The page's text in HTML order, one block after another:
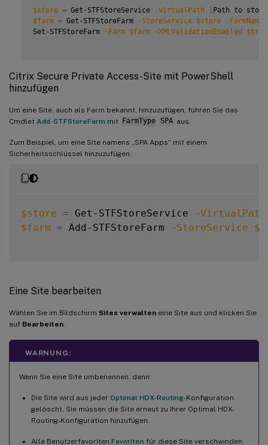
$store = Get-STFStoreService -VirtualPath [ Path to store
$farm = Get-STFStoreFarm -StoreService $store -FarmName
Set-STFStoreFarm
-Farm $farm -XMLValidationEnabled $true
Citrix Secure Private Access-Site mit PowerShell
hinzufügen
Um eine Site, auch als Farm bekannt, hinzuzufügen, führen Sie das
Cmdlet Add-STFStoreFarm mit FarmType SPA aus.
Zum Beispiel, um eine Site namens „SPA Apps“ mit einem
Sicherheitsschlüssel hinzuzufügen:
$store = Get-STFStoreService
-VirtualPath
$farm = Add-STFStoreFarm -StoreService
Eine Site bearbeiten
Wählen Sie im Bildschirm Sites verwalten eine Site aus und klicken Sie
auf Bearbeiten
WARNUNG:
Wenn Sie eine Site umbenennen, dann:
Die Site wird aus jeder Optimal HDX-Routing-Konfiguration
gelöscht. Sie müssen die Site erneut zu Ihrer Optimal HDX-
Routing-Konfiguration hinzufügen.
Alle Benutzerfavoriten Favoriten für diese Site verschwinden